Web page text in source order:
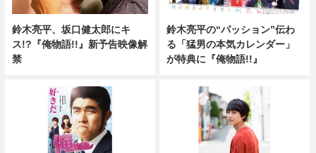
鈴木亮平、坂口健太郎にキ
ス!?『俺物語!!』新予告映像解
禁
鈴木亮平の“パッション”伝わ
る「猛男の本気カレンダー」
が特典に『俺物語!!』